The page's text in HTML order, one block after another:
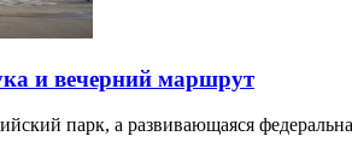
и вечерний маршрут
парк, а развивающаяся